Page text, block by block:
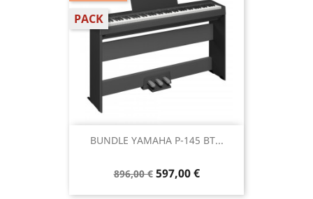
BUNDLE YAMAHA P-145 BT...
896,00 € 597,00 €
PACK